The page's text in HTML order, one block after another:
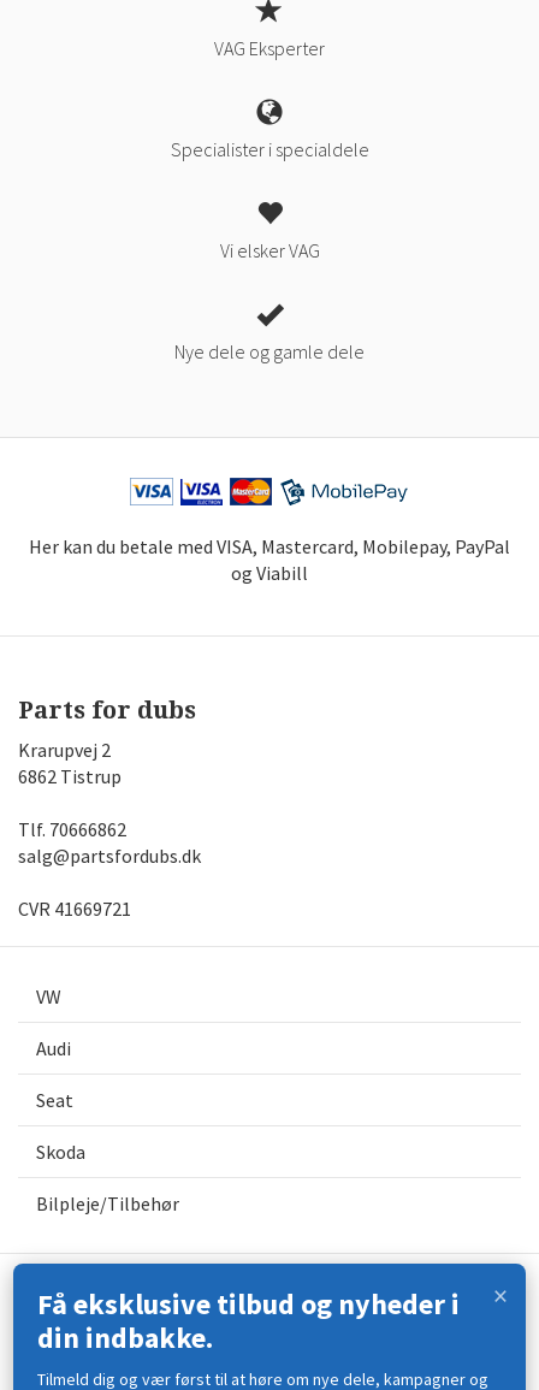
VAG Eksperter
Specialister i specialdele
Vi elsker VAG
Nye dele og gamle dele
Her kan du betale med VISA, Mastercard, Mobilepay, PayPal
og Viabill
Parts for dubs
Krarupvej 2
6862 Tistrup
Tlf. 70666862
salg@partsfordubs.dk
CVR 41669721
VW
Audi
Seat
Skoda
Bilpleje/Tilbehør
Kontakt os
Åbningstider
×
Få eksklusive tilbud og nyheder i
din indbakke.
Tilmeld dig og vær først til at høre om nye dele, kampagner og